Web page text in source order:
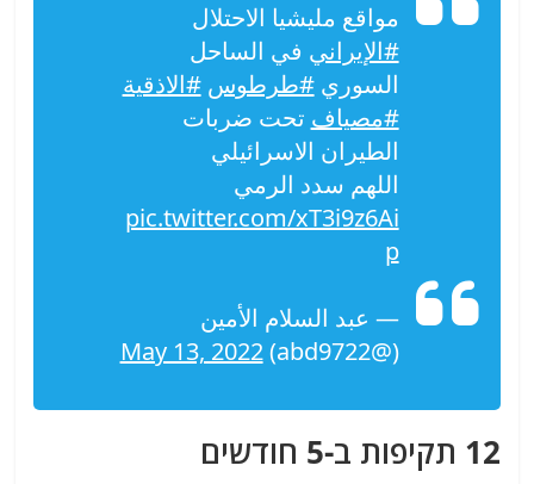
مواقع مليشيا الاحتلال
#الإيراني في الساحل
السوري#طرطوس #الاذقية
#مصياف تحت ضربات
الطيران الاسرائيلي
اللهم سدد الرمي
pic.twitter.com/xT3i9z6Ai
p
— عبد السلام الأمين
(@abd9722)
May 13, 2022
12 תקיפות ב-5 חודשים